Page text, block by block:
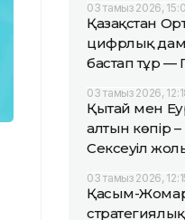
03 тамыз 2026,
Қазақстан
цифрлық
бастап тұр —
03 тамыз 2026,
Қытай мен
алтын көпір
Сексеуіл
03 тамыз 2026,
Қасым-